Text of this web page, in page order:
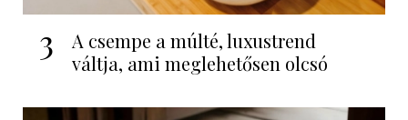
3
A csempe a múlté, luxustrend
váltja, ami meglehetősen olcsó